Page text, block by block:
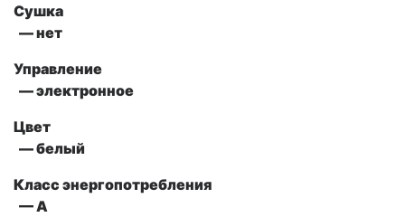
Сушка
— нет
Управление
— электронное
Цвет
— белый
Класс энергопотребления
— А